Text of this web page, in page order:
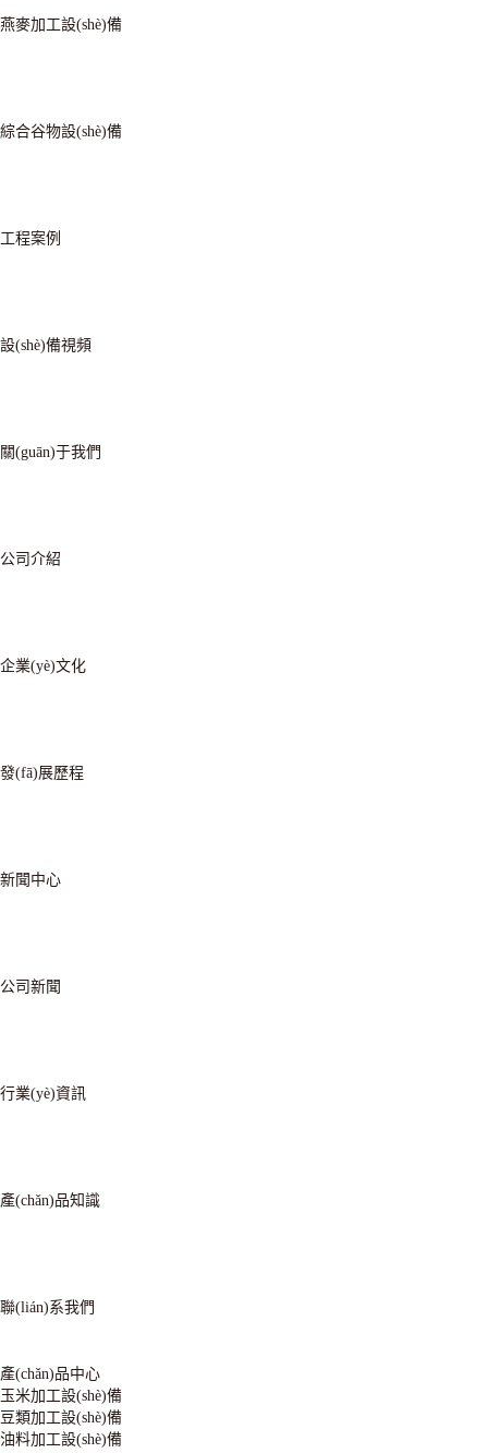
燕麥加工設(shè)備
綜合谷物設(shè)備
工程案例
設(shè)備視頻
關(guān)于我們
公司介紹
企業(yè)文化
發(fā)展歷程
新聞中心
公司新聞
行業(yè)資訊
產(chǎn)品知識
聯(lián)系我們
產(chǎn)品中心
玉米加工設(shè)備
豆類加工設(shè)備
油料加工設(shè)備